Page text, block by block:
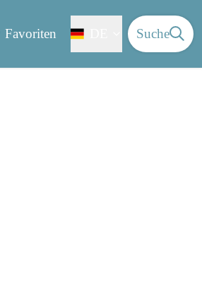
Favoriten Suche